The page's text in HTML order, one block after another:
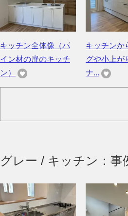
キッチン全体像（パ
イン材の扉のキッチ
ン）
キッチンか
グや小上が
ナ...
グレー / キッチン：事